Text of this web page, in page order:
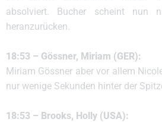
absolviert. Bucher scheint nun
heranzurücken.
18:53 – Gössner, Miriam (GER):
Miriam Gössner aber vor allem
nur wenige Sekunden hinter der
18:53 – Brooks, Holly (USA):